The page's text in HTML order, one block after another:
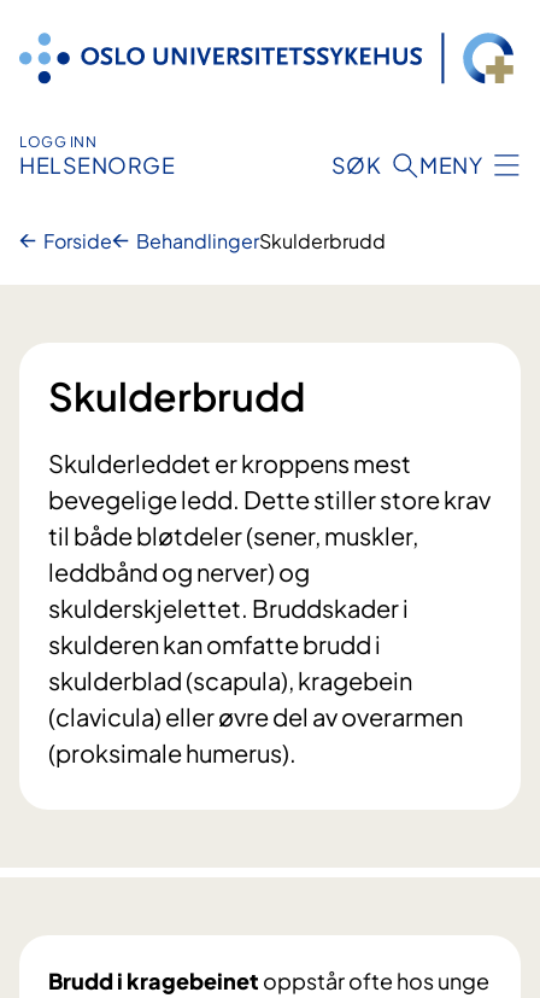
innhold
LOGG INN
HELSENORGE SØK MENY
Forside BehandlingerSkulderbrudd
Skulderbrudd
Skulderleddet er kroppens mest
bevegelige ledd. Dette stiller store krav
til både bløtdeler (sener, muskler,
leddbånd og nerver) og
skulderskjelettet. Bruddskader i
skulderen kan omfatte brudd i
skulderblad (scapula), kragebein
(clavicula) eller øvre del av overarmen
(proksimale humerus).
Brudd i kragebeinet oppstår ofte hos unge